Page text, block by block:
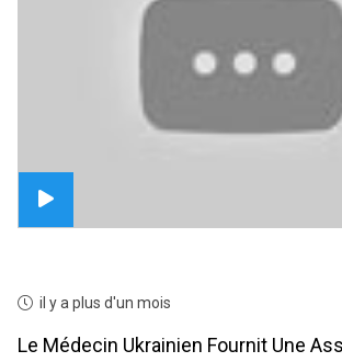
il y a plus d'un mois
Le Médecin Ukrainien Fournit Une